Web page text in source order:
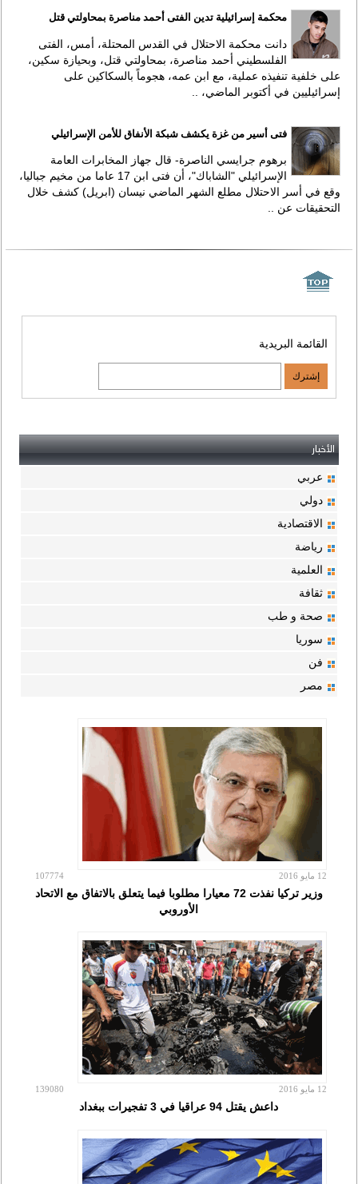
محكمة إسرائيلية تدين الفتى أحمد مناصرة بمحاولتي قتل
دانت محكمة الاحتلال في القدس المحتلة، أمس، الفتى
الفلسطيني أحمد مناصرة، بمحاولتي قتل، وبحيازة سكين،
على خلفية تنفيذه عملية، مع ابن عمه، هجوماً بالسكاكين على
إسرائيليين في أكتوبر الماضي، ..
فتى أسير من غزة يكشف شبكة الأنفاق للأمن الإسرائيلي
برهوم جرايسي الناصرة- قال جهاز المخابرات العامة
الإسرائيلي "الشاباك"، أن فتى ابن 17 عاما من مخيم جباليا،
وقع في أسر الاحتلال مطلع الشهر الماضي نيسان (ابريل) كشف خلال
التحقيقات عن ..
القائمة البريدية
الأخبار
عربي
دولي
الاقتصادية
رياضة
العلمية
ثقافة
صحة و طب
سوريا
فن
مصر
12 مايو 2016 107774
وزير تركيا نفذت 72 معيارا مطلوبا فيما يتعلق بالاتفاق مع الاتحاد
الأوروبي
12 مايو 2016 139080
داعش يقتل 94 عراقيا في 3 تفجيرات ببغداد